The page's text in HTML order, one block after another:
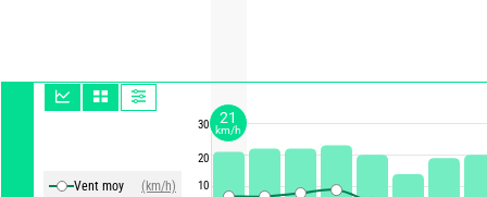
Vent moy
(km/h)
30
20
10
21
km/h